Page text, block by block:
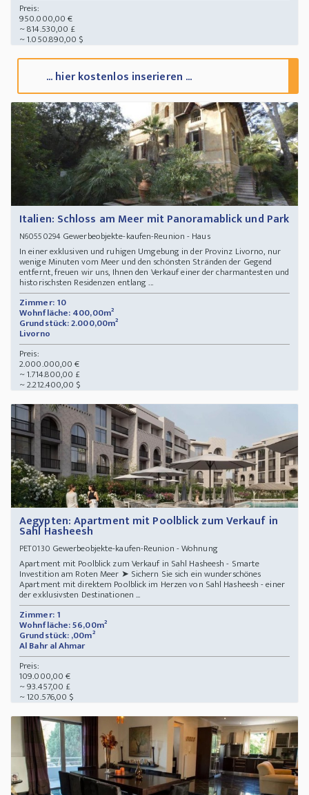
Preis:
950.000,00 €
~ 814.530,00 £
~ 1.050.890,00 $
... hier kostenlos inserieren ...
Italien: Schloss am Meer mit Panoramablick und Park
N60550294Gewerbeobjekte-kaufen-Reunion - Haus
In einer exklusiven und ruhigen Umgebung in der Provinz Livorno, nur
wenige Minuten vom Meer und den schönsten Stränden der Gegend
entfernt, freuen wir uns, Ihnen den Verkauf einer der charmantesten und
historischsten Residenzen entlang ...
Zimmer: 10
Wohnfläche: 400,00m²
Grundstück: 2.000,00m²
Livorno
Preis:
2.000.000,00 €
~ 1.714.800,00 £
~ 2.212.400,00 $
Aegypten: Apartment mit Poolblick zum Verkauf in
Sahl Hasheesh
PET0130 Gewerbeobjekte-kaufen-Reunion - Wohnung
Apartment mit Poolblick zum Verkauf in Sahl Hasheesh - Smarte
Investition am Roten Meer ➤ Sichern Sie sich ein wunderschönes
Apartment mit direktem Poolblick im Herzen von Sahl Hasheesh - einer
der exklusivsten Destinationen ...
Zimmer: 1
Wohnfläche: 56,00m²
Grundstück: ,00m²
Al Bahr al Ahmar
Preis:
109.000,00 €
~ 93.457,00 £
~ 120.576,00 $